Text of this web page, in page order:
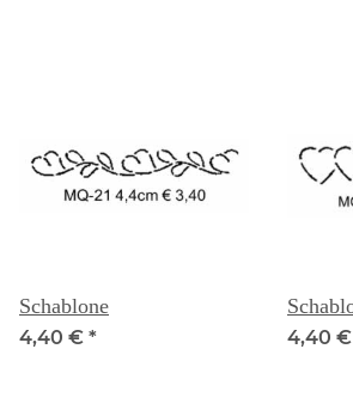
Schablone
4,40 € * 4,40 €